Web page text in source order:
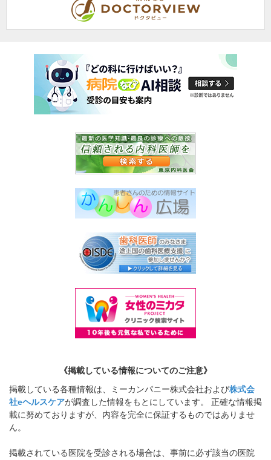
《掲載している情報についてのご注意》
掲載している各種情報は、ミーカンパニー株式会社および株式会
社eヘルスケアが調査した情報をもとにしています。 正確な情報掲
載に努めておりますが、内容を完全に保証するものではありませ
ん。
掲載されている医院を受診される場合は、事前に必ず該当の医院